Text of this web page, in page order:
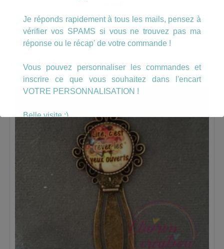
AJOUTER AU PANIER
Produits similaires
Je réponds rapidement à tous les mails, pensez à
vérifier vos SPAMS si vous ne trouvez pas ma
réponse ou le récap' de votre commande !
Vous pouvez personnaliser les commandes et
inscrire ce que vous souhaitez dans l'encart
VOTRE PERSONNALISATION !
Belle visite :)